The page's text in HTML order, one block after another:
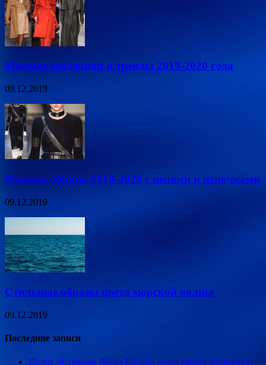
Модные тенденции и тренды 2019-2020 года
09.12.2019
Модные образы 2019-2020 с цепями и цепочками
09.12.2019
Стильные образы цвета морской волны
09.12.2019
Последние записи
Новое интервью Димы Билана о том самом концерте и